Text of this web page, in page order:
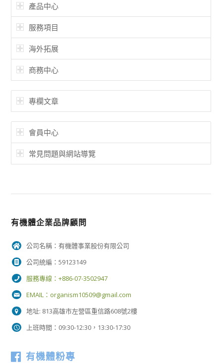
產品中心
服務項目
海外拓展
商務中心
專欄文章
會員中心
常見問題與網站導覽
有機體企業品牌顧問
公司名稱：有機體事業股份有限公司
公司統編：59123149
服務專線：+886-07-3502947
EMAIL： organism10509@gmail.com
地址: 813高雄市左營區重信路608號2樓
上班時間：09:30-12:30，13:30-17:30
有機體粉專